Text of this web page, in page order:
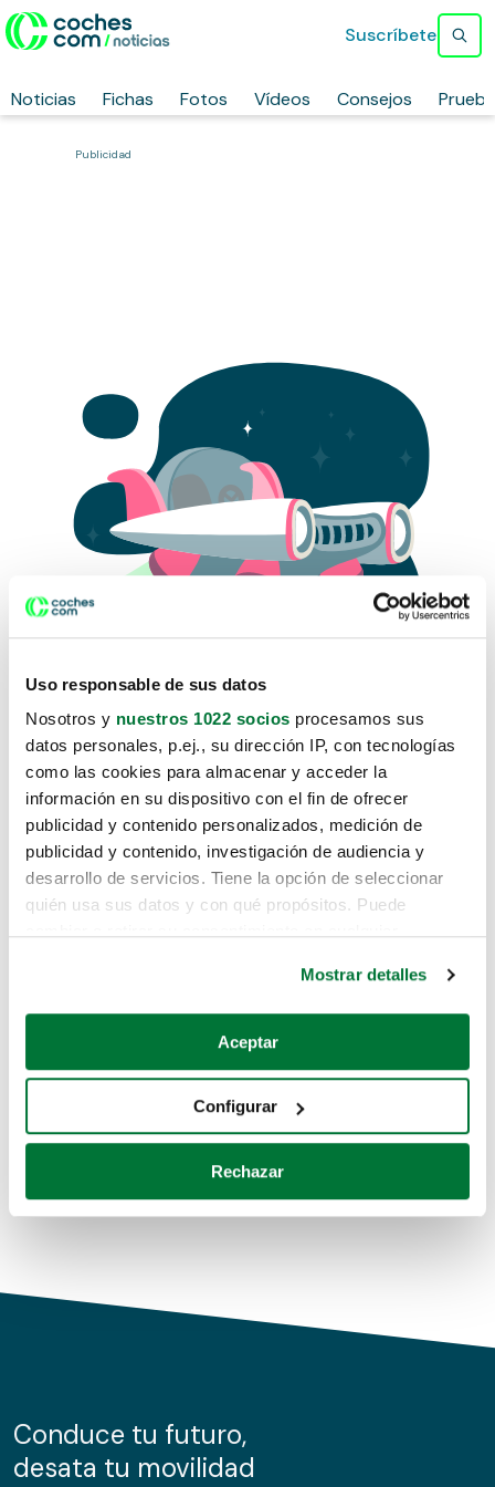
Uso responsable de sus datos
Nosotros y nuestros 1022 socios procesamos sus
datos personales, p.ej., su dirección IP, con tecnologías
como las cookies para almacenar y acceder la
información en su dispositivo con el fin de ofrecer
publicidad y contenido personalizados, medición de
publicidad y contenido, investigación de audiencia y
desarrollo de servicios. Tiene la opción de seleccionar
quién usa sus datos y con qué propósitos. Puede
Si lo permite, también quisiéramos:
Recopilar información sobre su ubicación geográfica
Identificar su dispositivo analizándolo activamente
para buscar características específicas (huellas
Obtenga más información sobre cómo se procesan sus
de cookies.
información sobre el uso que haga del sitio web con
nuestros partners de redes sociales, publicidad y análisis
Mostrar detalles
Aceptar
Configurar
Rechazar
Noticias Fichas Fotos Vídeos Consejos
Suscríbete
Publicidad
Lo sentimos, no sabemos como
te hemos traido hasta aquí.
Pero puedes encontrar el coche que estás
buscando en alguno de estos enlaces:
Coches de segunda mano
Coches de km0
Conduce tu futuro,
desata tu movilidad